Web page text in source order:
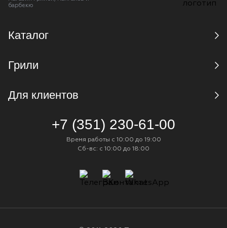
барбекю
Каталог
Грили
Для клиентов
+7 (351) 230-61-00
Время работы с 10:00 до 19:00
Сб-вс: с 10:00 до 18:00